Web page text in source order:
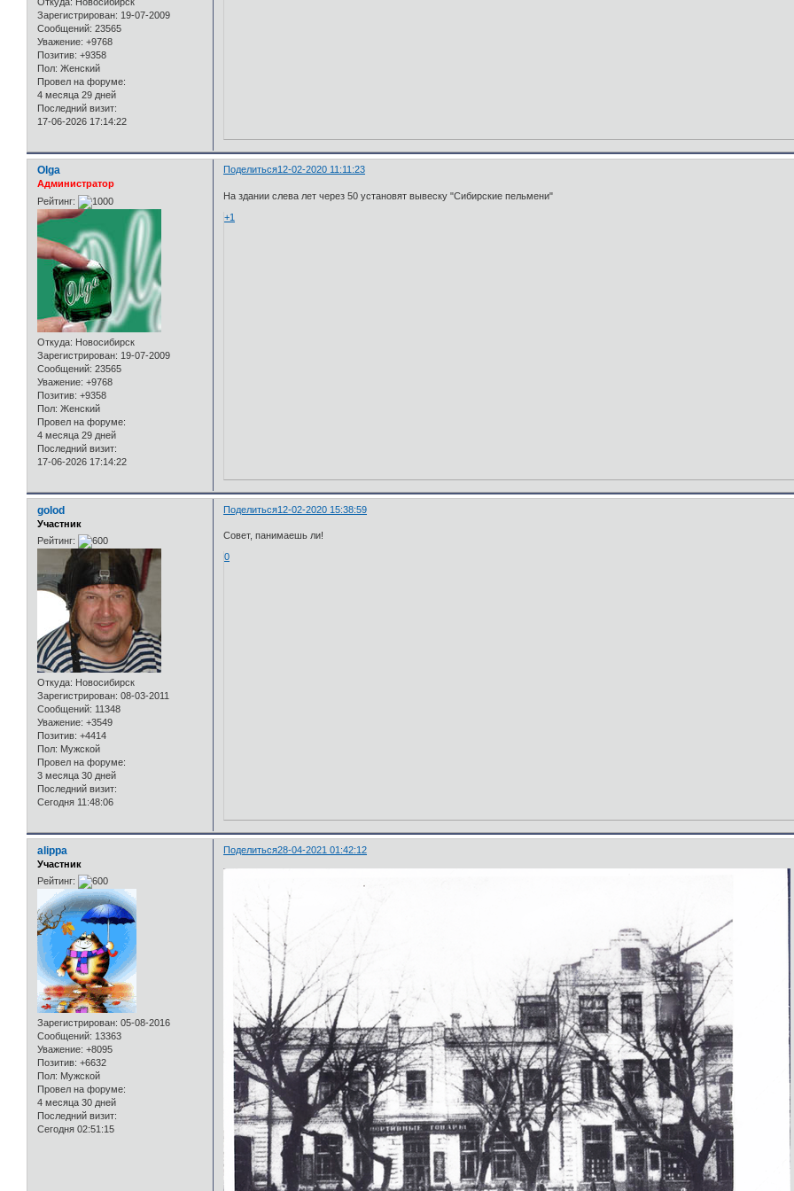
Зарегистрирован: 19-07-2009
Сообщений: 23565
Уважение: +9768
Позитив: +9358
Пол: Женский
Провел на форуме:
4 месяца 29 дней
Последний визит:
17-06-2026 17:14:22
Поделиться12-02-2020 11:11:23
Olga
Администратор
Рейтинг:
Откуда: Новосибирск
Зарегистрирован: 19-07-2009
Сообщений: 23565
Уважение: +9768
Позитив: +9358
Пол: Женский
Провел на форуме:
4 месяца 29 дней
Последний визит:
17-06-2026 17:14:22
На здании слева лет через 50 установят вывеску "Сибирские пельмени"
+1
Поделиться12-02-2020 15:38:59
golod
Участник
Рейтинг:
Откуда: Новосибирск
Зарегистрирован: 08-03-2011
Сообщений: 11348
Уважение: +3549
Позитив: +4414
Пол: Мужской
Провел на форуме:
3 месяца 30 дней
Последний визит:
Сегодня 11:48:06
Совет, панимаешь ли!
0
Поделиться28-04-2021 01:42:12
alippa
Участник
Рейтинг:
Зарегистрирован: 05-08-2016
Сообщений: 13363
Уважение: +8095
Позитив: +6632
Пол: Мужской
Провел на форуме:
4 месяца 30 дней
Последний визит:
Сегодня 02:51:15